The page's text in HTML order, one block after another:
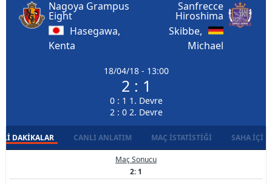
Nagoya Grampus
Eight
Hasegawa,
Kenta
18/04/18 - 13:00
2 : 1
0 : 1 1. Devre
2 : 0 2. Devre
Sanfrecce
Hiroshima
Skibbe,
Michael
DAKIKALAR CANLI ANLATIM MAÇ İSTATISTIĞI SAHA İÇI
Maç Sonucu
2: 1